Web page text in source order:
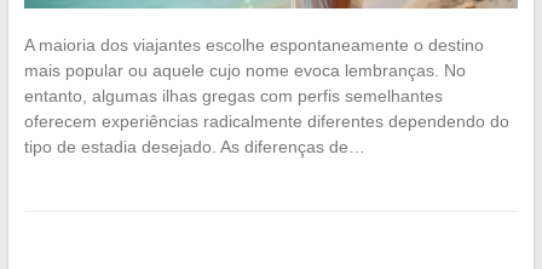
A maioria dos viajantes escolhe espontaneamente o destino
mais popular ou aquele cujo nome evoca lembranças. No
entanto, algumas ilhas gregas com perfis semelhantes
oferecem experiências radicalmente diferentes dependendo do
tipo de estadia desejado. As diferenças de…